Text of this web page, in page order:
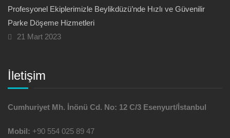
Profesyonel Ekiplerimizle Beylikdüzü’nde Hızlı ve Güvenilir
Parke Döşeme Hizmetleri
21 Mart 2023
İletişim
Cumhuriyet Mh. İnönü Cd. No: 12 C/3 Esenyurt/İstanbul
Mobil: +90 554 025 89 47